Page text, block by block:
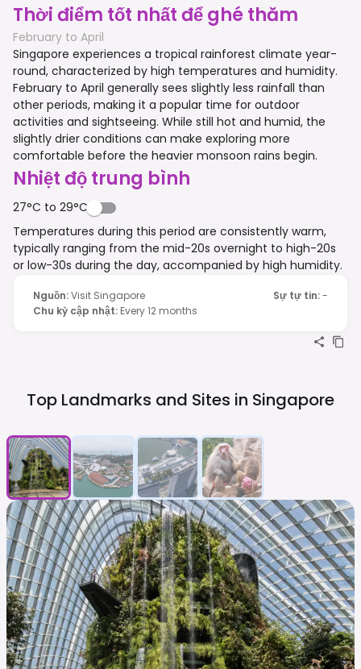
Thời điểm tốt nhất để ghé thăm
February to April
Singapore experiences a tropical rainforest climate year-
round, characterized by high temperatures and humidity.
February to April generally sees slightly less rainfall than
other periods, making it a popular time for outdoor
activities and sightseeing. While still hot and humid, the
slightly drier conditions can make exploring more
comfortable before the heavier monsoon rains begin.
Nhiệt độ trung bình
27°C to 29°C
Temperatures during this period are consistently warm,
typically ranging from the mid-20s overnight to high-20s
or low-30s during the day, accompanied by high humidity.
Nguồn:Visit Singapore Sự tự tin:-
Chu kỳ cập nhật: Every 12 months
Top Landmarks and Sites in Singapore